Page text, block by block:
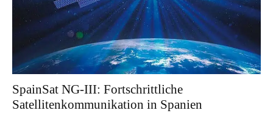
SpainSat NG-III: Fortschrittliche
Satellitenkommunikation in Spanien